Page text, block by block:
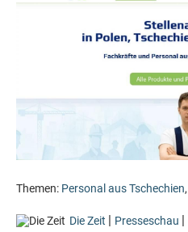
Themen: Personal aus Tschechien,
Die Zeit | Presseschau |